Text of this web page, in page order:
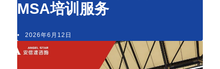
MSA培训服务
• 2026年6月12日